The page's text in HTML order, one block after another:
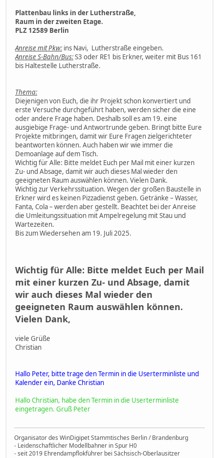
Plattenbau links in der Lutherstraße,
Raum in der zweiten Etage.
PLZ 12589 Berlin
Anreise mit Pkw: ins Navi, Lutherstraße eingeben.
Anreise S-Bahn/Bus:S3 oder RE1 bis Erkner, weiter mit Bus 161
bis Haltestelle Lutherstraße.
Thema:
Diejenigen von Euch, die ihr Projekt schon konvertiert und
erste Versuche durchgeführt haben, werden sicher die eine
oder andere Frage haben. Deshalb soll es am 19. eine
ausgiebige Frage- und Antwortrunde geben. Bringt bitte Eure
Projekte mitbringen, damit wir Eure Fragen zielgerichteter
beantworten können. Auch haben wir wie immer die
Demoanlage auf dem Tisch.
Wichtig für Alle: Bitte meldet Euch per Mail mit einer kurzen
Zu- und Absage, damit wir auch dieses Mal wieder den
geeigneten Raum auswählen können. Vielen Dank.
Wichtig zur Verkehrssituation. Wegen der großen Baustelle in
Erkner wird es keinen Pizzadienst geben. Getränke – Wasser,
Fanta, Cola – werden aber gestellt. Beachtet bei der Anreise
die Umleitungssituation mit Ampelregelung mit Stau und
Wartezeiten.
Bis zum Wiedersehen am 19. Juli 2025.
Wichtig für Alle: Bitte meldet Euch per Mail
mit einer kurzen Zu- und Absage, damit
wir auch dieses Mal wieder den
geeigneten Raum auswählen können.
Vielen Dank,
viele Grüße
Christian
Hallo Peter, bitte trage den Termin in die Userterminliste und
Kalender ein, Danke Christian
Hallo Christian, habe den Termin in die Userterminliste
eingetragen. Gruß Peter
Organisator des WinDigipet Stammtisches Berlin / Brandenburg
- Leidenschaftlicher Modellbahner in Spur H0
- seit 2019 Ehrendampflokführer bei Sächsisch-Oberlausitzer